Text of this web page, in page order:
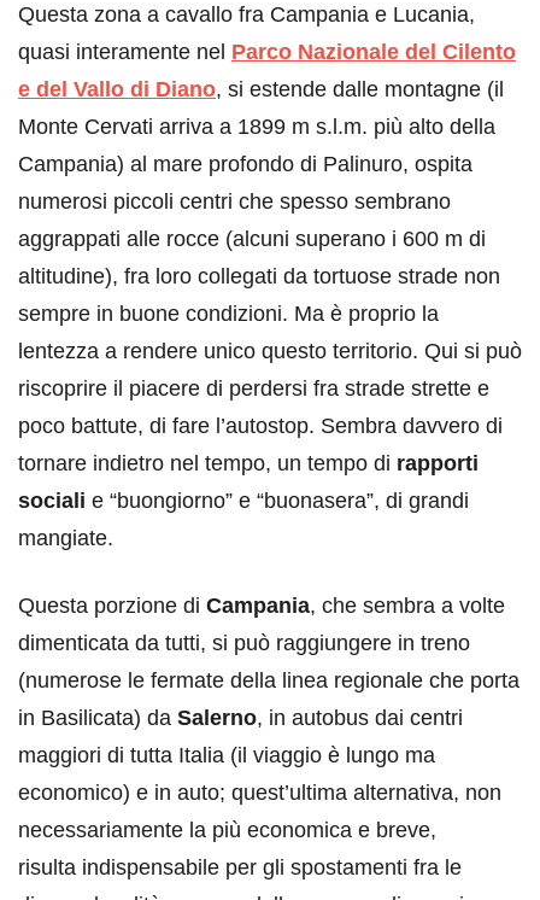
Questa zona a cavallo fra Campania e Lucania,
quasi interamente nel Parco Nazionale del Cilento
e del Vallo di Diano, si estende dalle montagne (il
Monte Cervati arriva a 1899 m s.l.m. più alto della
Campania) al mare profondo di Palinuro, ospita
numerosi piccoli centri che spesso sembrano
aggrappati alle rocce (alcuni superano i 600 m di
altitudine), fra loro collegati da tortuose strade non
sempre in buone condizioni. Ma è proprio la
lentezza a rendere unico questo territorio. Qui si può
riscoprire il piacere di perdersi fra strade strette e
poco battute, di fare l’autostop. Sembra davvero di
tornare indietro nel tempo, un tempo di rapporti
sociali e “buongiorno” e “buonasera”, di grandi
mangiate.
Questa porzione di Campania, che sembra a volte
dimenticata da tutti, si può raggiungere in treno
(numerose le fermate della linea regionale che porta
in Basilicata) da Salerno, in autobus dai centri
maggiori di tutta Italia (il viaggio è lungo ma
economico) e in auto; quest’ultima alternativa, non
necessariamente la più economica e breve,
risulta indispensabile per gli spostamenti fra le